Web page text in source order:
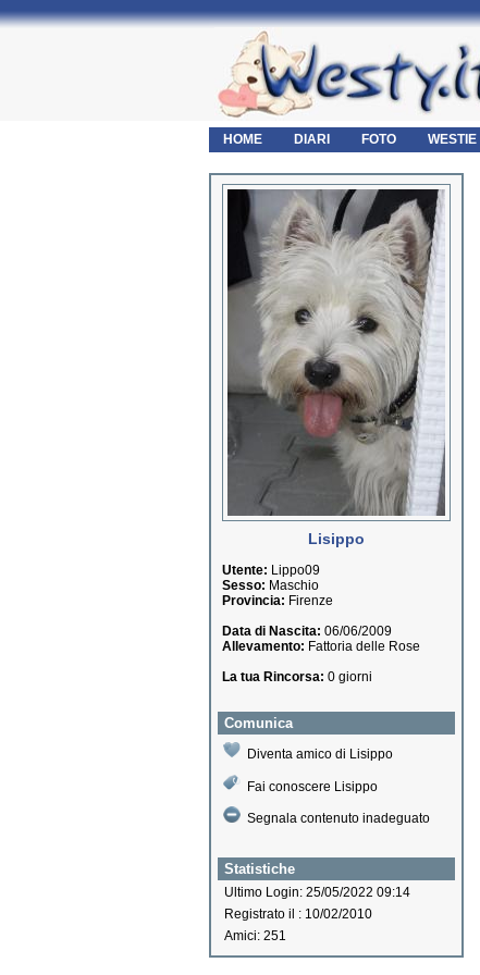
HOME DIARI FOTO WESTIE
Lisippo
Utente: Lippo09
Sesso: Maschio
Provincia: Firenze
Data di Nascita: 06/06/2009
Allevamento: Fattoria delle Rose
La tua Rincorsa: 0 giorni
Comunica
Diventa amico di Lisippo
Fai conoscere Lisippo
Segnala contenuto inadeguato
Statistiche
Ultimo Login: 25/05/2022 09:14
Registrato il : 10/02/2010
Amici: 251